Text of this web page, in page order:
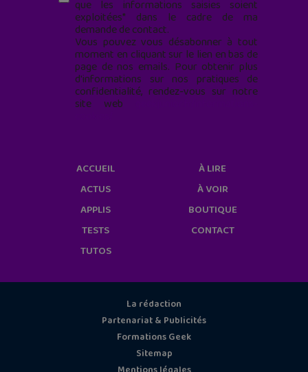
que les informations saisies soient
exploitées* dans le cadre de ma
demande de contact.
Vous pouvez vous désabonner à tout
moment en cliquant sur le lien en bas de
page de nos emails. Pour obtenir plus
d'informations sur nos pratiques de
confidentialité, rendez-vous sur notre
site web
ACCUEIL
ACTUS
APPLIS
TESTS
TUTOS
À LIRE
À VOIR
BOUTIQUE
CONTACT
La rédaction
Partenariat & Publicités
Formations Geek
Sitemap